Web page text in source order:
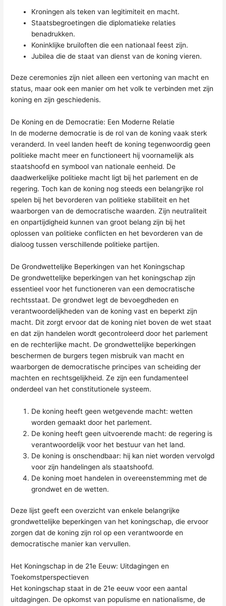
Kroningen als teken van legitimiteit en macht.
Staatsbegroetingen die diplomatieke relaties
benadrukken.
Koninklijke bruiloften die een nationaal feest zijn.
Jubilea die de staat van dienst van de koning vieren.
Deze ceremonies zijn niet alleen een vertoning van macht en
status, maar ook een manier om het volk te verbinden met zijn
koning en zijn geschiedenis.
De Koning en de Democratie: Een Moderne Relatie
In de moderne democratie is de rol van de koning vaak sterk
veranderd. In veel landen heeft de koning tegenwoordig geen
politieke macht meer en functioneert hij voornamelijk als
staatshoofd en symbool van nationale eenheid. De
daadwerkelijke politieke macht ligt bij het parlement en de
regering. Toch kan de koning nog steeds een belangrijke rol
spelen bij het bevorderen van politieke stabiliteit en het
waarborgen van de democratische waarden. Zijn neutraliteit
en onpartijdigheid kunnen van groot belang zijn bij het
oplossen van politieke conflicten en het bevorderen van de
dialoog tussen verschillende politieke partijen.
De Grondwettelijke Beperkingen van het Koningschap
De grondwettelijke beperkingen van het koningschap zijn
essentieel voor het functioneren van een democratische
rechtsstaat. De grondwet legt de bevoegdheden en
verantwoordelijkheden van de koning vast en beperkt zijn
macht. Dit zorgt ervoor dat de koning niet boven de wet staat
en dat zijn handelen wordt gecontroleerd door het parlement
en de rechterlijke macht. De grondwettelijke beperkingen
beschermen de burgers tegen misbruik van macht en
waarborgen de democratische principes van scheiding der
machten en rechtsgelijkheid. Ze zijn een fundamenteel
onderdeel van het constitutionele systeem.
De koning heeft geen wetgevende macht: wetten
worden gemaakt door het parlement.
De koning heeft geen uitvoerende macht: de regering is
verantwoordelijk voor het bestuur van het land.
De koning is onschendbaar: hij kan niet worden vervolgd
voor zijn handelingen als staatshoofd.
De koning moet handelen in overeenstemming met de
grondwet en de wetten.
Deze lijst geeft een overzicht van enkele belangrijke
grondwettelijke beperkingen van het koningschap, die ervoor
zorgen dat de koning zijn rol op een verantwoorde en
democratische manier kan vervullen.
Het Koningschap in de 21e Eeuw: Uitdagingen en
Toekomstperspectieven
Het koningschap staat in de 21e eeuw voor een aantal
uitdagingen. De opkomst van populisme en nationalisme, de